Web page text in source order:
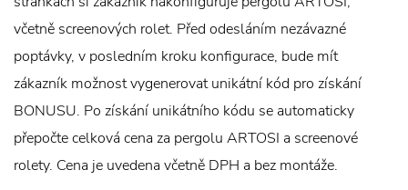
včetně screenových rolet. Před odesláním nezávazné
poptávky, v posledním kroku konfigurace, bude mít
zákazník možnost vygenerovat unikátní kód pro získání
BONUSU. Po získání unikátního kódu se automaticky
přepočte celková cena za pergolu ARTOSI a screenové
rolety. Cena je uvedena včetně DPH a bez montáže.